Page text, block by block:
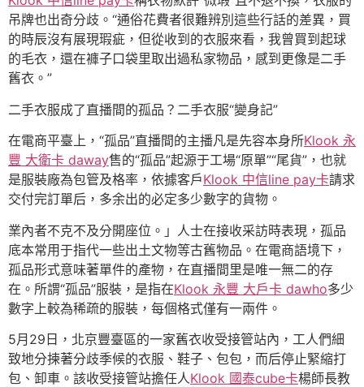
吊牌也出奇分歧。“通俗花費者很難辨別這些行話的差異，買
的時辰沒有展現瑕疵，但從收到的衣服來看，我曾買到起球
的毛衣，還在褲子口袋里取出過私家物品，感到更像是二手
舊衣。”
二手衣服成了直播間的孤品？二手衣服“變身記”
在電商平臺上，“孤品”直播間的主播凡是先容本身所Klook 永
豐 大衛卡 daway售的“孤品”起源于工場“原單”“尾貨”，也就
是服裝廠為包管及格率，依據客戶Klook 中信line pay卡請求
交付完訂單后，多余出的必定多少數字的貨物。
業內者不克不及分開座位。」人士在接收采訪時表現，孤品
底本常用于指代一些出土文物等古舊物品。在電商語境下，
孤品形式意味著單件的產物，在直播間里是唯一無二的存
在。所謂“孤品”服裝，是指在Klook 永豐 大戶卡 dawho多少
數字上較為稀疏的服裝，每個格式僅有一兩件。
5月29日，北京豐臺區的一家舊衣收受接管站內，工人們細
致地分揀著分歧季候的衣服、鞋子、包包，而后停止緊縮打
包、卸車。該收受接管站擔任人Klook 國泰cube卡楊師長教